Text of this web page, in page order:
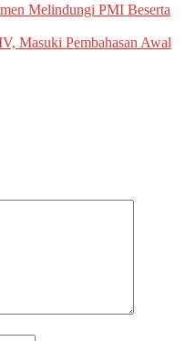
Melindungi PMI Beserta
Masuki Pembahasan Awal